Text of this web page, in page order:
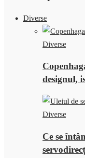
Diverse
Diverse
designul,
Diverse
Ce se